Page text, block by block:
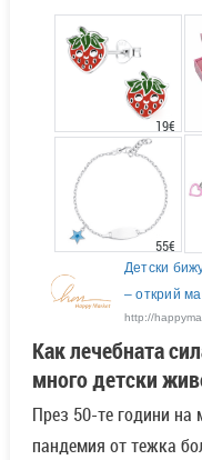
19€
55€
Детски
– открий
http://
Как лечебната
много детски
През 50-те години на
пандемия от тежка